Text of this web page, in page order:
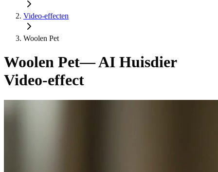
Video-effecten
Woolen Pet
Woolen Pet— AI Huisdier
Video-effect